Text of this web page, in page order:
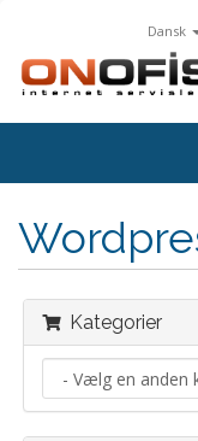
Dansk
Kategorier